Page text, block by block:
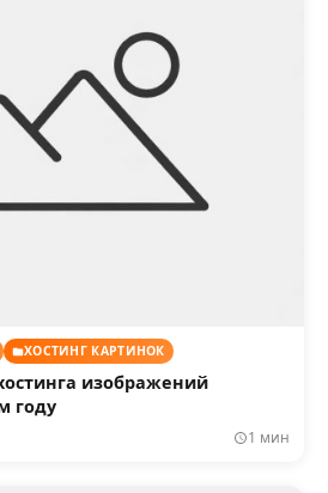
ХОСТИНГ КАРТИНОК
изображений
году
1 мин